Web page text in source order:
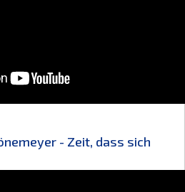
- Zeit, dass sich